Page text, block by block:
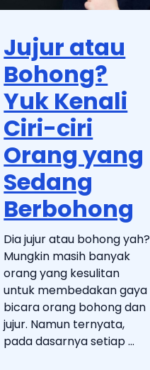
Jujur atau
Bohong?
Yuk Kenali
Ciri-ciri
Orang yang
Sedang
Berbohong
Dia jujur atau bohong yah?
Mungkin masih banyak
orang yang kesulitan
untuk membedakan gaya
bicara orang bohong dan
jujur. Namun ternyata,
pada dasarnya setiap ...